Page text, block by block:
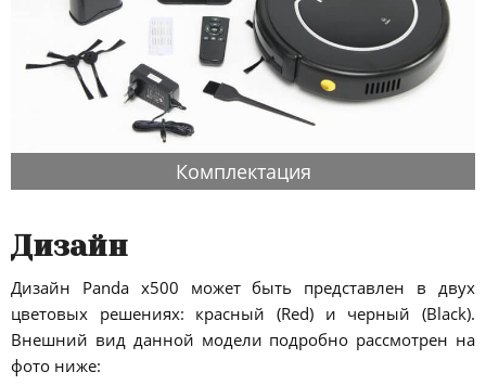
Комплектация
Дизайн
Дизайн Panda x500 может быть представлен в двух
цветовых решениях: красный (Red) и черный (Black).
Внешний вид данной модели подробно рассмотрен на
фото ниже: